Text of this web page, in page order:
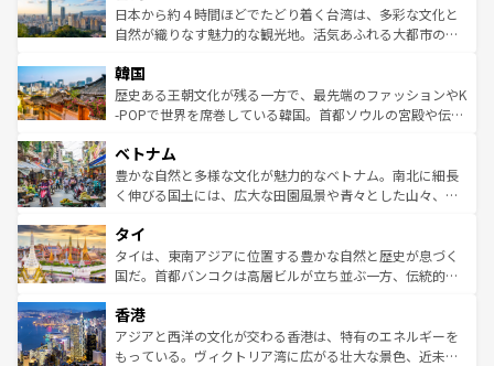
情報はコンテンツ一覧を参照してほしい。
人々、おいしいローカルフードやハワイアンミュージッ
ク、伝統的なフラダンスなど、すべてがハワイの魅力を彩
ワイを、存分に味わってほしい。 なお、新着のハワイ情報
はコンテンツ一覧を参照してほしい。
ク）、タスマニアの美しい原生林やケアンズの熱帯雨林な
ど、見どころがたくさん。また、カフェやワイン、オージ
いる。アクティビティも充実しており、サーフィンやダイ
ビング、ハイキングなど、アウトドア好きにはたまらな
い。オーストラリアの多彩な魅力を存分に味わいつくそ
参照してほしい。
日本から約４時間ほどでたどり着く台湾は、多彩な文化と
自然が織りなす魅力的な観光地。活気あふれる大都市の台
ン）、静ひつな山岳地帯である台湾東部など、都市の喧騒
と山間の静けさが共存しており、訪れる人に新しい発見と
驚きをもたらしてくれる。また、奥深い台湾の食文化も魅
容にもいいと評判のスイーツなど、バラエティ豊かな料理
が味わえる。 なお、新着の台湾情報は コンテンツ一覧を参
照してほしい。
韓国
歴史ある王朝文化が残る一方で、最先端のファッションやK
-POPで世界を席巻している韓国。首都ソウルの宮殿や伝統
き、地方に足を延ばせば四季折々の自然美を楽しむことが
できる。そして、キムチや焼肉、絶品のストリートフード
まで、さまざまな韓国料理が待っている。夜には、韓国な
リティに包まれながら、韓国の多彩な魅力を心ゆくまで味
わってみてほしい。 なお、新着の韓国情報はコンテンツ一
覧を参照してほしい。
ベトナム
豊かな自然と多様な文化が魅力的なベトナム。南北に細長
く伸びる国土には、広大な田園風景や青々とした山々、世
急速な発展と共に伝統が息づく。ハノイの古い町並みやホ
ーチミン市のフランス統治時代の建物も、独特の雰囲気を
醸し出している。また、バラエティの豊かさとおいしさで
とつ。フォーやバインミー、ベトナムコーヒーなどは、ぜ
ひ現地で味わいたい。どの地域を訪れてもあたたかい人々
が旅行者を迎えてくれるので、きっと忘れられない旅にな
タイ
タイは、東南アジアに位置する豊かな自然と歴史が息づく
国だ。首都バンコクは高層ビルが立ち並ぶ一方、伝統的な
の活気が交差している。北部ではチェンマイなどの山岳地
帯で自然と触れ合い、南部ではプーケットやクラビの美し
いビーチでリゾート気分を楽しむことができる。タイ料理
香港
アジアと西洋の文化が交わる香港は、特有のエネルギーを
もっている。ヴィクトリア湾に広がる壮大な景色、近未来